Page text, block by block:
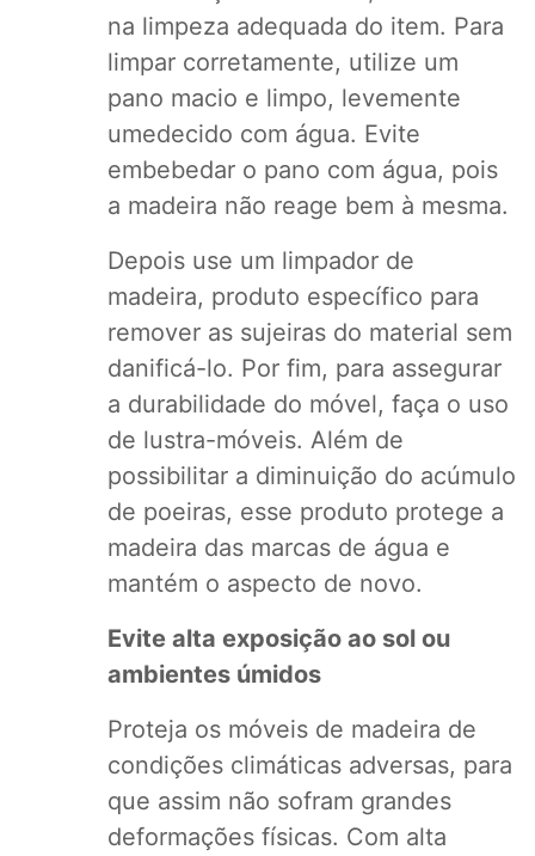
na limpeza adequada do item. Para
limpar corretamente, utilize um
pano macio e limpo, levemente
umedecido com água. Evite
embebedar o pano com água, pois
a madeira não reage bem à mesma.
Depois use um limpador de
madeira, produto específico para
remover as sujeiras do material sem
danificá-lo. Por fim, para assegurar
a durabilidade do móvel, faça o uso
de lustra-móveis. Além de
possibilitar a diminuição do acúmulo
de poeiras, esse produto protege a
madeira das marcas de água e
mantém o aspecto de novo.
Evite alta exposição ao sol ou
ambientes úmidos
Proteja os móveis de madeira de
condições climáticas adversas, para
que assim não sofram grandes
deformações físicas. Com alta